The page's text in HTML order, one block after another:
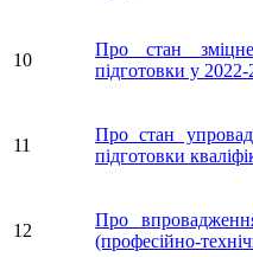
10
Про стан
підготовки у
11
Про стан
підготовки
12
Про
(професійно-